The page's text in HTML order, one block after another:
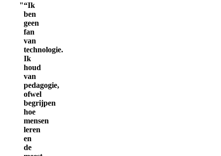
“Ik
ben
geen
fan
van
technologie.
Ik
houd
van
pedagogie,
ofwel
begrijpen
hoe
mensen
leren
en
de